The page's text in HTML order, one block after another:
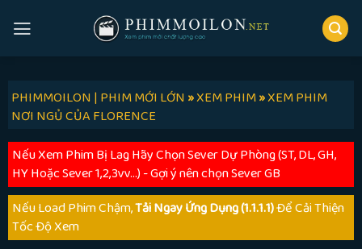
PHIMMOILON | PHIM MỚI LỚN»XEM PHIM»XEM PHIM
NƠI NGỦ CỦA FLORENCE
Nếu Xem Phim Bị Lag Hãy Chọn Sever Dự Phòng (ST, DL, GH,
HY Hoặc Sever 1,2,3vv...) - Gợi ý nên chọn Sever GB
Nếu Load Phim Chậm,Tải Ngay Ứng Dụng (1.1.1.1)Để Cải Thiện
Tốc Độ Xem